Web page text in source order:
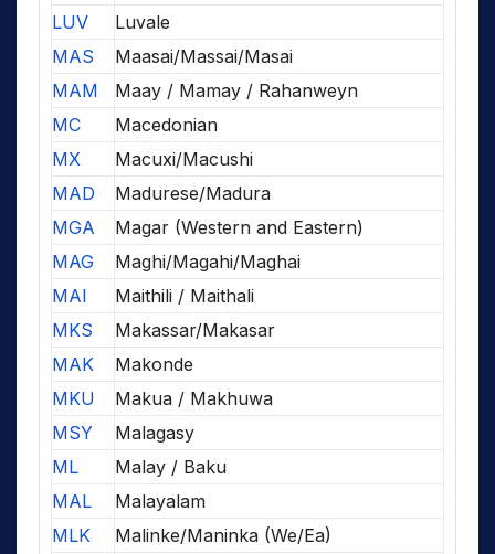
LUV
Luvale
MAS
Maasai/Massai/Masai
MAM
Maay / Mamay / Rahanweyn
MC
Macedonian
MX
Macuxi/Macushi
MAD
Madurese/Madura
MGA
Magar (Western and Eastern)
MAG
Maghi/Magahi/Maghai
MAI
Maithili / Maithali
MKS
Makassar/Makasar
MAK
Makonde
MKU
Makua / Makhuwa
MSY
Malagasy
ML
Malay / Baku
MAL
Malayalam
MLK
Malinke/Maninka (We/Ea)